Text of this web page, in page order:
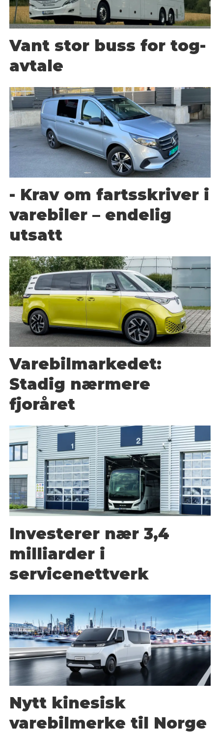
Vant stor buss for tog-
avtale
- Krav om fartsskriver i
varebiler – endelig
utsatt
Varebilmarkedet:
Stadig nærmere
fjoråret
Investerer nær 3,4
milliarder i
servicenettverk
Nytt kinesisk
varebilmerke til Norge